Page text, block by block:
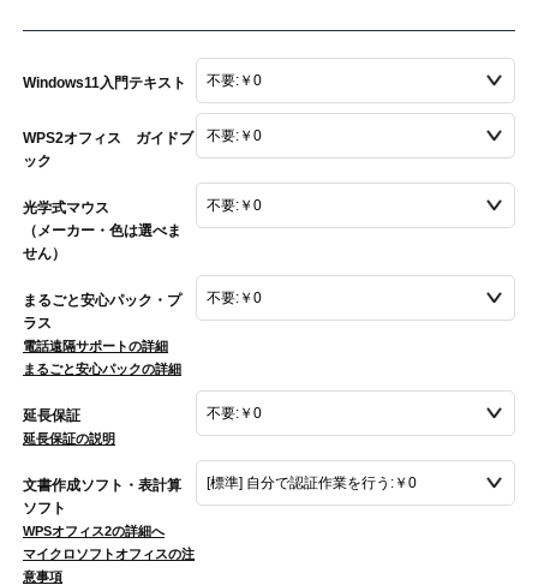
Windows11入門テキスト
WPS2オフィス ガイドブ
ック
光学式マウス
（メーカー・色は選べま
せん）
まるごと安心パック・プ
ラス
電話遠隔サポートの詳細
まるごと安心パックの詳細
延長保証
延長保証の説明
文書作成ソフト・表計算
ソフト
WPSオフィス2の詳細へ
マイクロソフトオフィスの注
意事項